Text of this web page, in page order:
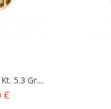
5.3 Gr....
€